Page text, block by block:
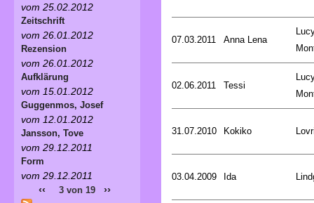
07.03.2011 Anna Lena
02.06.2011 Tessi
31.07.2010 Kokiko
03.04.2009 Ida
vom 25.02.2012
Zeitschrift
vom 26.01.2012
Rezension
vom 26.01.2012
Aufklärung
vom 15.01.2012
Guggenmos, Josef
vom 12.01.2012
Jansson, Tove
vom 29.12.2011
Form
vom 29.12.2011
‹‹ 3 von 19 ››